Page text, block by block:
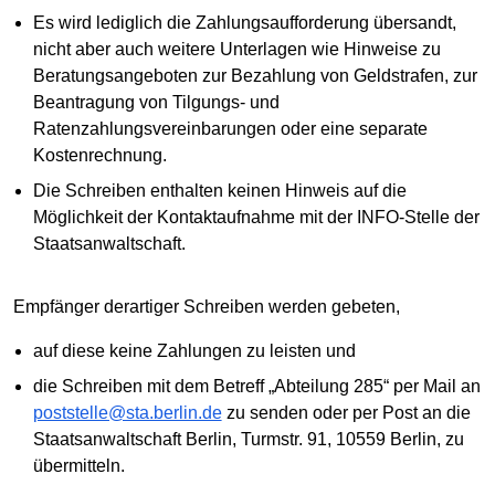
Es wird lediglich die Zahlungsaufforderung übersandt,
nicht aber auch weitere Unterlagen wie Hinweise zu
Beratungsangeboten zur Bezahlung von Geldstrafen, zur
Beantragung von Tilgungs- und
Ratenzahlungsvereinbarungen oder eine separate
Kostenrechnung.
Die Schreiben enthalten keinen Hinweis auf die
Möglichkeit der Kontaktaufnahme mit der INFO-Stelle der
Staatsanwaltschaft.
Empfänger derartiger Schreiben werden gebeten,
auf diese keine Zahlungen zu leisten und
die Schreiben mit dem Betreff „Abteilung 285“ per Mail an
poststelle@sta.berlin.dezu senden oder per Post an die
Staatsanwaltschaft Berlin, Turmstr. 91, 10559 Berlin, zu
übermitteln.